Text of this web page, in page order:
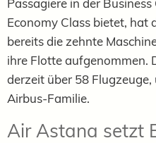
Passagiere in der
Economy Class bietet, hat
bereits die zehnte
ihre Flotte aufgenommen.
derzeit über 58
Airbus-Familie.
Air Astana setzt